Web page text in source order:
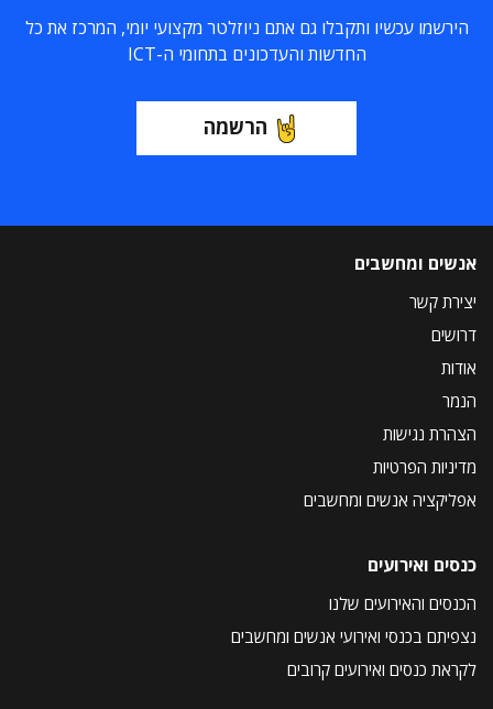
הירשמו עכשיו ותקבלו גם אתם ניוזלטר מקצועי יומי, המרכז את כל
החדשות והעדכונים בתחומי ה-ICT
הרשמה
אנשים ומחשבים
יצירת קשר
דרושים
אודות
הנמר
הצהרת נגישות
מדיניות הפרטיות
אפליקציה אנשים ומחשבים
כנסים ואירועים
הכנסים והאירועים שלנו
נצפיתם בכנסי ואירועי אנשים ומחשבים
לקראת כנסים ואירועים קרובים